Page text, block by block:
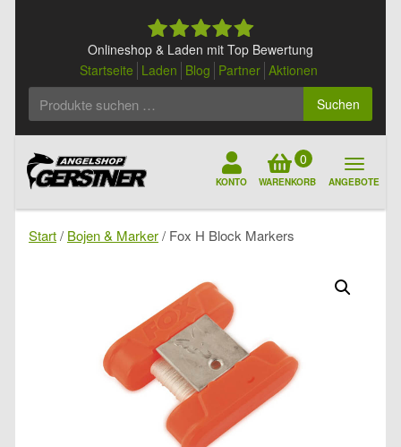
Onlineshop & Laden mit Top Bewertung
Startseite Laden Blog Partner Aktionen
Suchen
KONTO
0
WARENKORB ANGEBOTE
Start/ Bojen & Marker/ Fox H Block Markers